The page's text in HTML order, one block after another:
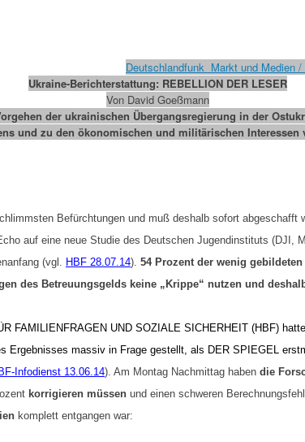
Deutschlandfunk Markt und Medien
Ukraine-Berichterstattung: REBELLION DER LESER
Von David Goeßmann
der ukrainischen Übergangsregierung in der
und zu den ökonomischen und militärischen Interessen
Befürchtungen und muß deshalb sofort abgeschafft
auf eine neue Studie des Deutschen Jugendinstituts (DJI,
(vgl. HBF 28.07.14). 54 Prozent der wenig
des Betreuungsgelds keine „Krippe“ nutzen und
FAMILIENFRAGEN UND SOZIALE SICHERHEIT (HBF)
Ergebnisses massiv in Frage gestellt, als DER SPIEGEL
Infodienst 13.06.14). Am Montag Nachmittag haben die
korrigieren müssen und einen schweren
komplett entgangen war: